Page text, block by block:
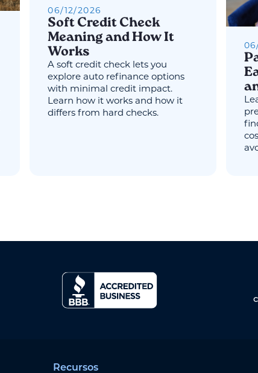
06/ 12/2026
Soft Credit Check
Meaning and How It
Works
A soft credit check lets you
explore auto refinance options
with minimal credit impact.
Learn how it works and how it
differs from hard checks.
06
Recursos